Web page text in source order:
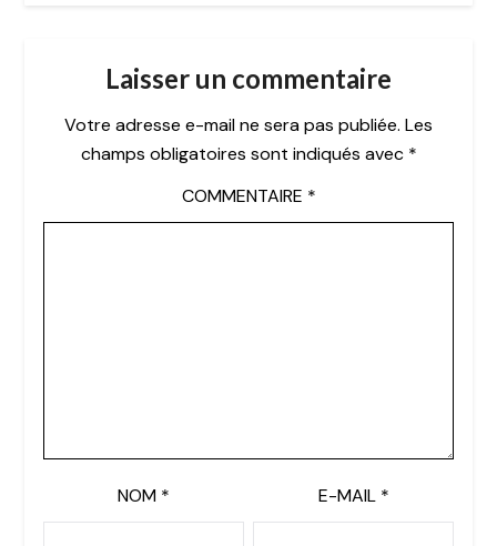
Laisser un commentaire
Votre adresse e-mail ne sera pas publiée. Les
champs obligatoires sont indiqués avec *
COMMENTAIRE *
NOM * E-MAIL *